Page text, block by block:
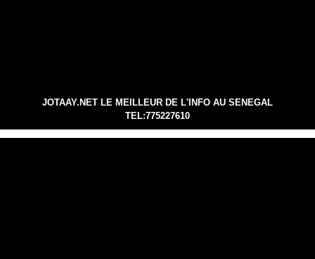
JOTAAY.NET LE MEILLEUR DE L'INFO AU SENEGAL
TEL:775227610